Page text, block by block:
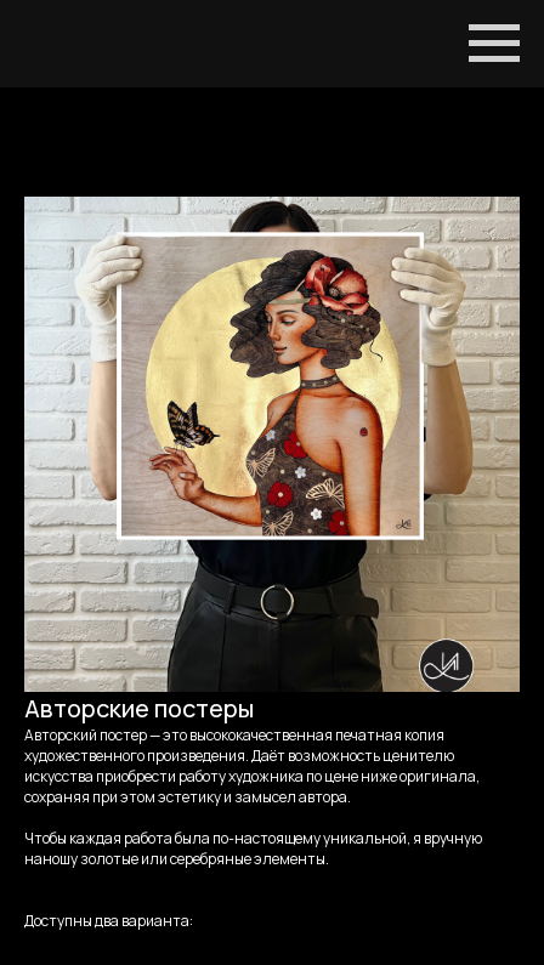
Авторские постеры
Авторский постер — это высококачественная печатная копия
художественного произведения. Даёт возможность ценителю
искусства приобрести работу художника по цене ниже оригинала,
сохраняя при этом эстетику и замысел автора.
Чтобы каждая работа была по-настоящему уникальной, я вручную
наношу золотые или серебряные элементы.
Доступны два варианта: